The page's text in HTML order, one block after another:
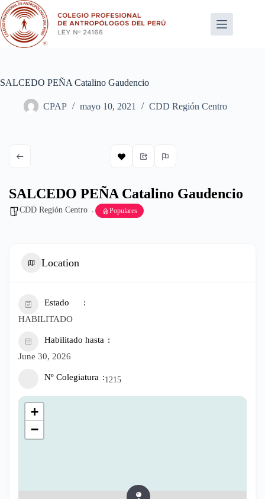
Saltar
al
contenido
SALCEDO PEÑA Catalino Gaudencio
CPAP mayo 10, 2021 CDD Región Centro
SALCEDO PEÑA Catalino Gaudencio
CDD Región Centro Populares
Location
Estado
HABILITADO
Habilitado hasta
June 30, 2026
Nº Colegiatura 1215
+
−